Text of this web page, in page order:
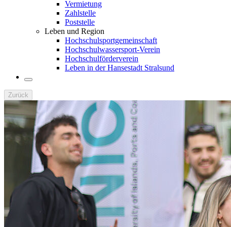
Vermietung
Zahlstelle
Poststelle
Leben und Region
Hochschulsportgemeinschaft
Hochschulwassersport-Verein
Hochschulförderverein
Leben in der Hansestadt Stralsund
Zurück